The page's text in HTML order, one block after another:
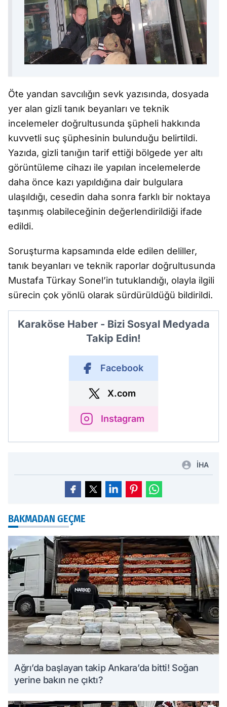
Öte yandan savcılığın sevk yazısında, dosyada
yer alan gizli tanık beyanları ve teknik
incelemeler doğrultusunda şüpheli hakkında
kuvvetli suç şüphesinin bulunduğu belirtildi.
Yazıda, gizli tanığın tarif ettiği bölgede yer altı
görüntüleme cihazı ile yapılan incelemelerde
daha önce kazı yapıldığına dair bulgulara
ulaşıldığı, cesedin daha sonra farklı bir noktaya
taşınmış olabileceğinin değerlendirildiği ifade
edildi.
Soruşturma kapsamında elde edilen deliller,
tanık beyanları ve teknik raporlar doğrultusunda
Mustafa Türkay Sonel’in tutuklandığı, olayla ilgili
sürecin çok yönlü olarak sürdürüldüğü bildirildi.
Karaköse Haber - Bizi Sosyal Medyada
Takip Edin!
Facebook
X.com
Instagram
İHA
BAKMADAN GEÇME
Ağrı’da başlayan takip Ankara’da bitti! Soğan
yerine bakın ne çıktı?